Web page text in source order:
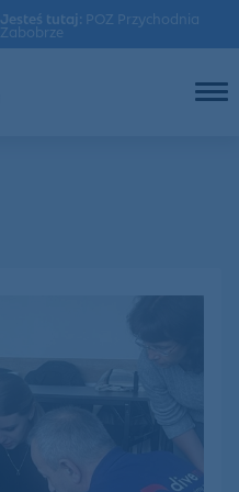
Jesteś tutaj: POZ Przychodnia
Zabobrze